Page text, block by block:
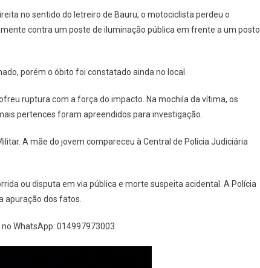
no sentido do letreiro de Bauru, o motociclista perdeu o
contra um poste de iluminação pública em frente a um posto
porém o óbito foi constatado ainda no local.
ruptura com a força do impacto. Na mochila da vítima, os
pertences foram apreendidos para investigação.
A mãe do jovem compareceu à Central de Polícia Judiciária
ou disputa em via pública e morte suspeita acidental. A Polícia
apuração dos fatos.
no WhatsApp: 014997973003